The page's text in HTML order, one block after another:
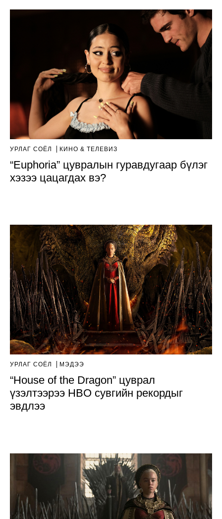
УРЛАГ СОЁЛ КИНО & ТЕЛЕВИЗ
“Euphoria” цувралын гуравдугаар бүлэг
хэзээ цацагдах вэ?
УРЛАГ СОЁЛ МЭДЭЭ
“House of the Dragon” цуврал
үзэлтээрээ HBO сувгийн рекордыг
эвдлээ